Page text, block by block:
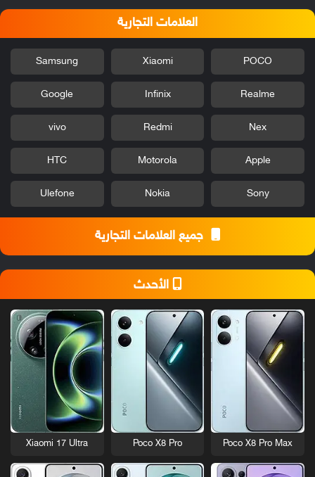
العلامات التجارية
POCO
Xiaomi
Samsung
Realme
Infinix
Google
Nex
Redmi
vivo
Apple
Motorola
HTC
Sony
Nokia
Ulefone
جميع العلامات التجارية
الأحدث
Poco X8 Pro Max
Poco X8 Pro
Xiaomi 17 Ultra